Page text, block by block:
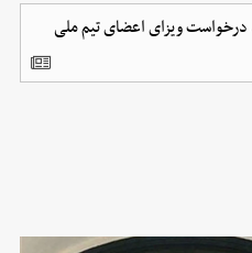
درخواست ویزای اعضای تیم ملی